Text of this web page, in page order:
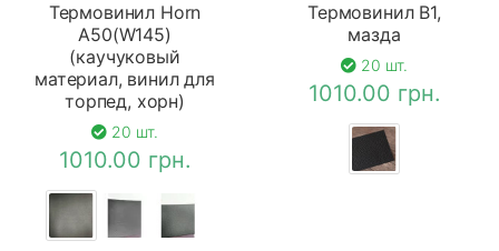
Термовинил Horn
A50(W145)
(каучуковый
материал, винил для
торпед, хорн)
20 шт.
1010.00 грн.
Термовинил B1,
мазда
20 шт.
1010.00 грн.